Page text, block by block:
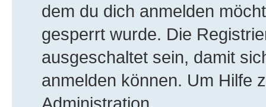
dem du dich anmelden
gesperrt wurde. Die
ausgeschaltet sein, damit
anmelden können. Um Hilfe